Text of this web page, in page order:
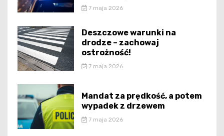
7 maja 2026
Deszczowe warunki na
drodze – zachowaj
ostrożność!
7 maja 2026
Mandat za prędkość, a potem
wypadek z drzewem
7 maja 2026